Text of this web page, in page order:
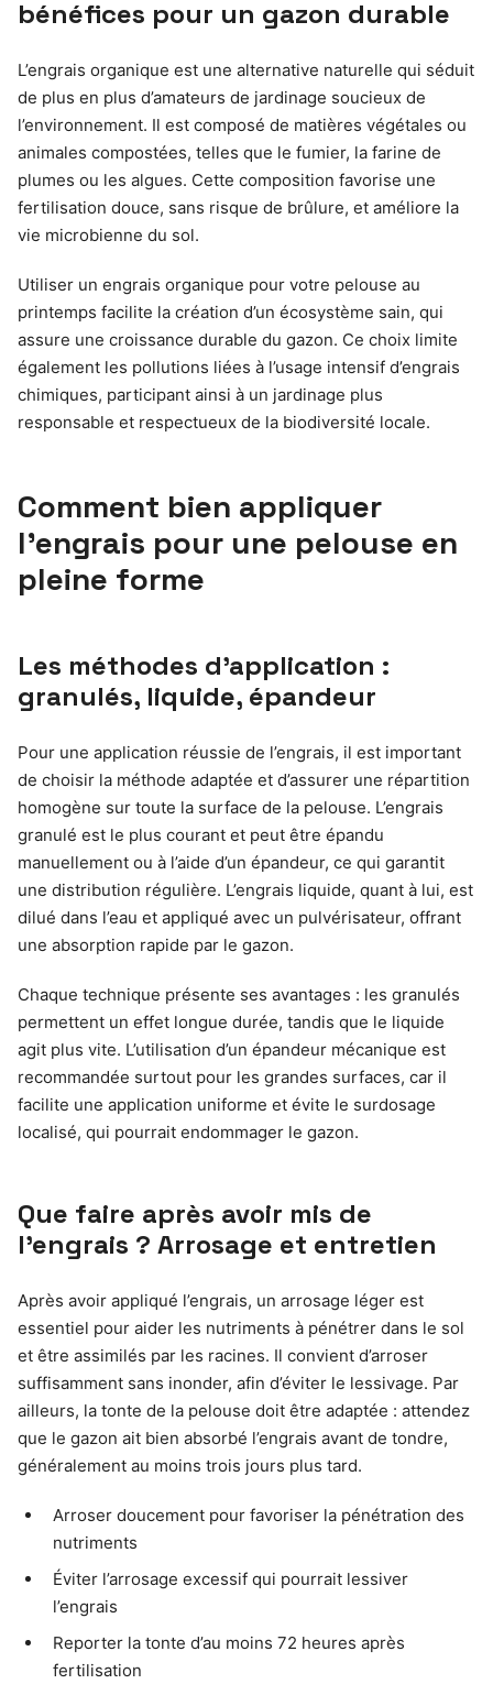
bénéfices pour un gazon durable
L’engrais organique est une alternative naturelle qui séduit
de plus en plus d’amateurs de jardinage soucieux de
l’environnement. Il est composé de matières végétales ou
animales compostées, telles que le fumier, la farine de
plumes ou les algues. Cette composition favorise une
fertilisation douce, sans risque de brûlure, et améliore la
vie microbienne du sol.
Utiliser un engrais organique pour votre pelouse au
printemps facilite la création d’un écosystème sain, qui
assure une croissance durable du gazon. Ce choix limite
également les pollutions liées à l’usage intensif d’engrais
chimiques, participant ainsi à un jardinage plus
responsable et respectueux de la biodiversité locale.
Comment bien appliquer
l’engrais pour une pelouse en
pleine forme
Les méthodes d’application :
granulés, liquide, épandeur
Pour une application réussie de l’engrais, il est important
de choisir la méthode adaptée et d’assurer une répartition
homogène sur toute la surface de la pelouse. L’engrais
granulé est le plus courant et peut être épandu
manuellement ou à l’aide d’un épandeur, ce qui garantit
une distribution régulière. L’engrais liquide, quant à lui, est
dilué dans l’eau et appliqué avec un pulvérisateur, offrant
une absorption rapide par le gazon.
Chaque technique présente ses avantages : les granulés
permettent un effet longue durée, tandis que le liquide
agit plus vite. L’utilisation d’un épandeur mécanique est
recommandée surtout pour les grandes surfaces, car il
facilite une application uniforme et évite le surdosage
localisé, qui pourrait endommager le gazon.
Que faire après avoir mis de
l’engrais ? Arrosage et entretien
Après avoir appliqué l’engrais, un arrosage léger est
essentiel pour aider les nutriments à pénétrer dans le sol
et être assimilés par les racines. Il convient d’arroser
suffisamment sans inonder, afin d’éviter le lessivage. Par
ailleurs, la tonte de la pelouse doit être adaptée : attendez
que le gazon ait bien absorbé l’engrais avant de tondre,
généralement au moins trois jours plus tard.
Arroser doucement pour favoriser la pénétration des
nutriments
Éviter l’arrosage excessif qui pourrait lessiver
l’engrais
Reporter la tonte d’au moins 72 heures après
fertilisation